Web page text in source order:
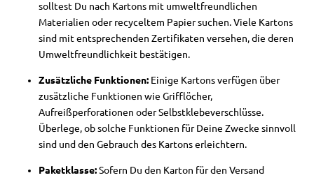
solltest Du nach Kartons mit umweltfreundlichen
Materialien oder recyceltem Papier suchen. Viele Kartons
sind mit entsprechenden Zertifikaten versehen, die deren
Umweltfreundlichkeit bestätigen.
Zusätzliche Funktionen: Einige Kartons verfügen über
zusätzliche Funktionen wie Grifflöcher,
Aufreißperforationen oder Selbstklebeverschlüsse.
Überlege, ob solche Funktionen für Deine Zwecke sinnvoll
sind und den Gebrauch des Kartons erleichtern.
Paketklasse:Sofern Du den Karton für den Versand